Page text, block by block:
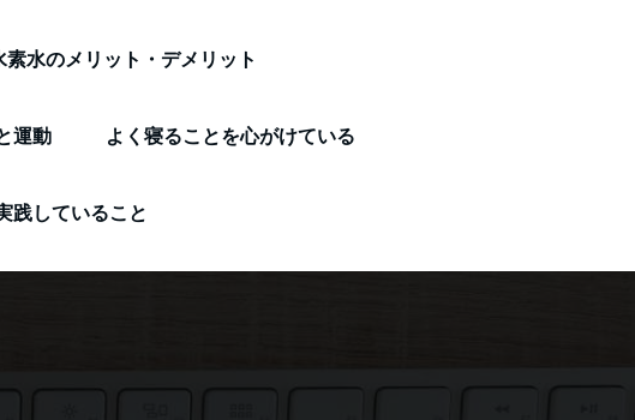
素水のメリット・デメリット
運動 よく寝ることを心がけている
践していること